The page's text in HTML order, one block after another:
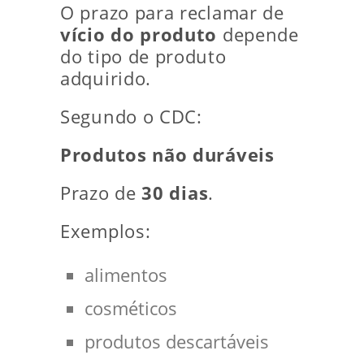
O prazo para reclamar de
vício do produto depende
do tipo de produto
adquirido.
Segundo o CDC:
Produtos não duráveis
Prazo de30 dias.
Exemplos:
alimentos
cosméticos
produtos descartáveis